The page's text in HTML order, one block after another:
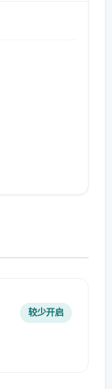
较少开启